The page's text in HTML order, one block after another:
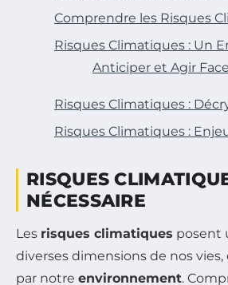
Comprendre les Risques
Risques Climatiques : Un
Anticiper et Agir
Risques Climatiques :
Risques Climatiques :
RISQUES
NÉCESSAIRE
Les risques climatiques posent
diverses dimensions de nos
par notre environnement.